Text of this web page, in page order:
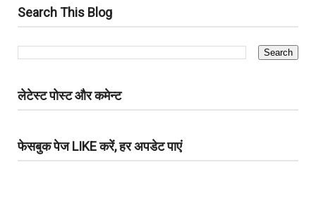
Search This Blog
लेटेस्ट पोस्ट और कमेन्ट
फेसबुक पेज LIKE करें, हर अपडेट पाएं